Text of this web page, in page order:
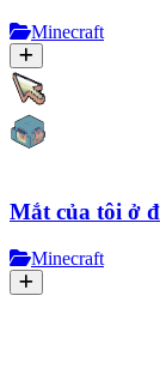
Minecraft
Mắt của tôi ở
Minecraft